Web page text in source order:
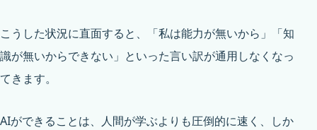
こうした状況に直面すると、「私は能力が無いから」「知
識が無いからできない」といった言い訳が通用しなくなっ
てきます。
AIができることは、人間が学ぶよりも圧倒的に速く、しか